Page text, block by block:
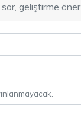
geliştirme öner